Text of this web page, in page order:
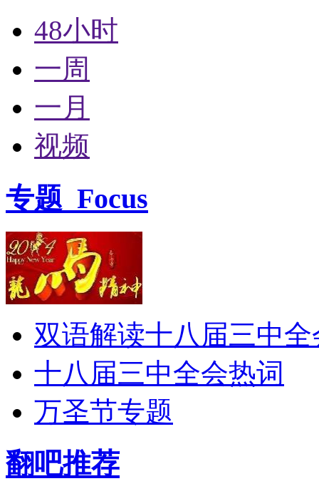
48小时
一周
一月
视频
专题 Focus
双语解读十八届三中全
十八届三中全会热词
万圣节专题
翻吧推荐